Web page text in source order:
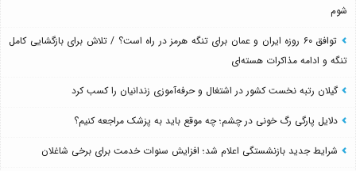
شوم
توافق ۶۰ روزه ایران و عمان برای تنگه هرمز در راه است؟ / تلاش برای بازگشایی کامل
تنگه و ادامه مذاکرات هسته‌ای
گیلان رتبه نخست کشور در اشتغال و حرفه‌آموزی زندانیان را کسب کرد
دلایل پارگی رگ خونی در چشم؛ چه موقع باید به پزشک مراجعه کنیم؟
شرایط جدید بازنشستگی اعلام شد؛ افزایش سنوات خدمت برای برخی شاغلان